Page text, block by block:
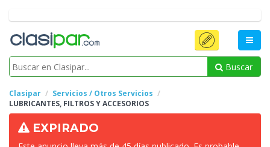
Buscar
Clasipar
Servicios / Otros Servicios
LUBRICANTES, FILTROS YACCESORIOS
EXPIRADO